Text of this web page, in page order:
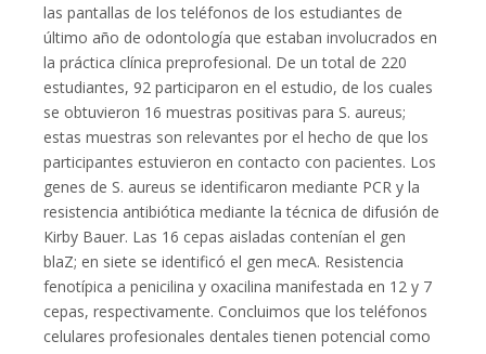
las pantallas de los teléfonos de los estudiantes de
último año de odontología que estaban involucrados en
la práctica clínica preprofesional. De un total de 220
estudiantes, 92 participaron en el estudio, de los cuales
se obtuvieron 16 muestras positivas para S. aureus;
estas muestras son relevantes por el hecho de que los
participantes estuvieron en contacto con pacientes. Los
genes de S. aureus se identificaron mediante PCR y la
resistencia antibiótica mediante la técnica de difusión de
Kirby Bauer. Las 16 cepas aisladas contenían el gen
blaZ; en siete se identificó el gen mecA. Resistencia
fenotípica a penicilina y oxacilina manifestada en 12 y 7
cepas, respectivamente. Concluimos que los teléfonos
celulares profesionales dentales tienen potencial como